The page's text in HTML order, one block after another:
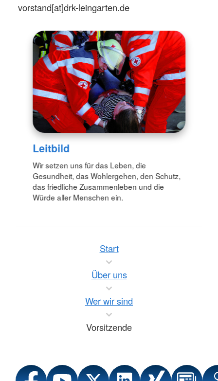
vorstand[at]drk-leingarten.de
Leitbild
Wir setzen uns für das Leben, die
Gesundheit, das Wohlergehen, den Schutz,
das friedliche Zusammenleben und die
Würde aller Menschen ein.
Start
Über uns
Wer wir sind
Vorsitzende